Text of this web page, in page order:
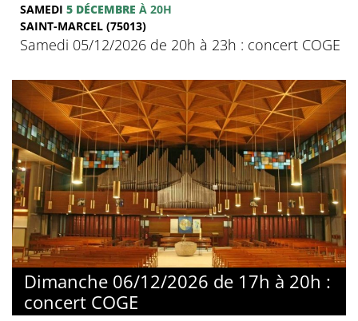
SAMEDI 5 DÉCEMBRE À 20H
SAINT-MARCEL (75013)
Samedi 05/12/2026 de 20h à 23h : concert COGE
Dimanche 06/12/2026 de 17h à 20h :
concert COGE